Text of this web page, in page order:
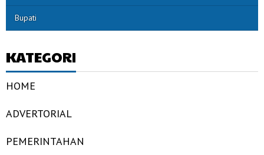
Bupati
KATEGORI
HOME
ADVERTORIAL
PEMERINTAHAN